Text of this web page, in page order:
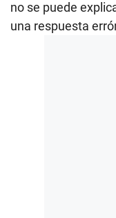
no se puede
una respuesta